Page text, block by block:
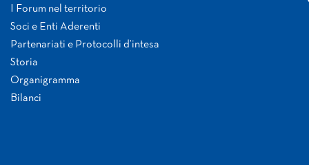
I Forum nel territorio
Soci e Enti Aderenti
Partenariati e Protocolli d’intesa
Storia
Organigramma
Bilanci